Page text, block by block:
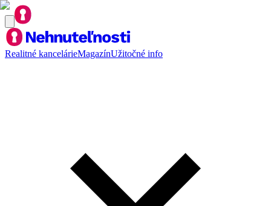
Realitné kancelárieMagazínUžitočné info